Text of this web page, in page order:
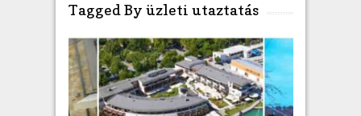
Tagged By üzleti utaztatás